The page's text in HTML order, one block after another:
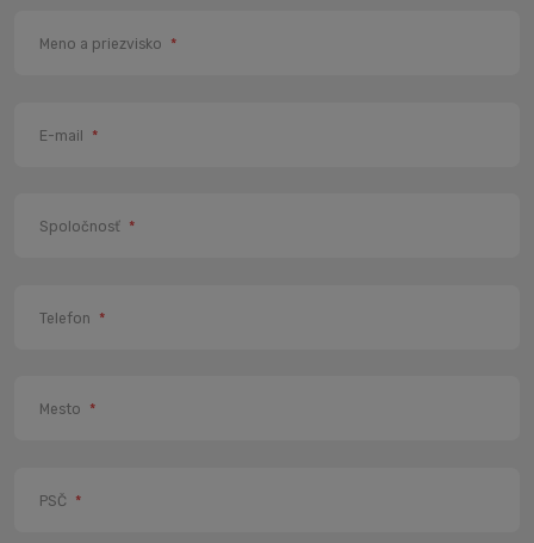
Meno a priezvisko *
E-mail *
Spoločnosť *
Telefon *
Mesto *
PSČ *